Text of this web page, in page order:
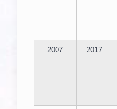
2007 2017